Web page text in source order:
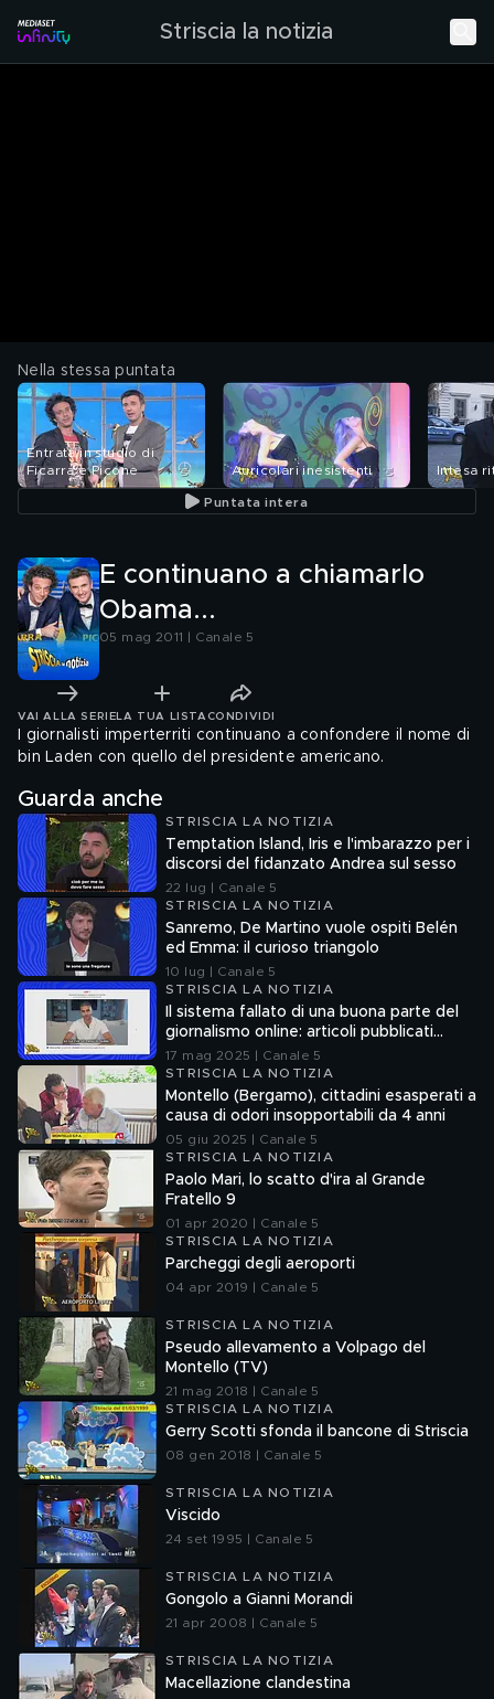
Striscia la notizia
Nella stessa puntata
Entrata in studio di
Ficarra e Picone
Auricolari inesistenti Intesa
Puntata intera
E continuano a chiamarlo
Obama...
05 mag 2011 | Canale 5
VAI ALLA SERIE LA TUA LISTA CONDIVIDI
I giornalisti imperterriti continuano a confondere il nome di
bin Laden con quello del presidente americano.
Guarda anche
STRISCIA LA NOTIZIA
Temptation Island, Iris e l'imbarazzo per i
discorsi del fidanzato Andrea sul sesso
22 lug | Canale 5
STRISCIA LA NOTIZIA
Sanremo, De Martino vuole ospiti Belén
ed Emma: il curioso triangolo
10 lug | Canale 5
STRISCIA LA NOTIZIA
Il sistema fallato di una buona parte del
giornalismo online: articoli pubblicati
senza la verifica delle fonti
17 mag 2025 | Canale 5
STRISCIA LA NOTIZIA
Montello (Bergamo), cittadini esasperati a
causa di odori insopportabili da 4 anni
05 giu 2025 | Canale 5
STRISCIA LA NOTIZIA
Paolo Mari, lo scatto d'ira al Grande
Fratello 9
01 apr 2020 | Canale 5
STRISCIA LA NOTIZIA
Parcheggi degli aeroporti
04 apr 2019 | Canale 5
STRISCIA LA NOTIZIA
Pseudo allevamento a Volpago del
Montello (TV)
21 mag 2018 | Canale 5
STRISCIA LA NOTIZIA
Gerry Scotti sfonda il bancone di Striscia
08 gen 2018 | Canale 5
STRISCIA LA NOTIZIA
Viscido
24 set 1995 | Canale 5
STRISCIA LA NOTIZIA
Gongolo a Gianni Morandi
21 apr 2008 | Canale 5
STRISCIA LA NOTIZIA
Macellazione clandestina